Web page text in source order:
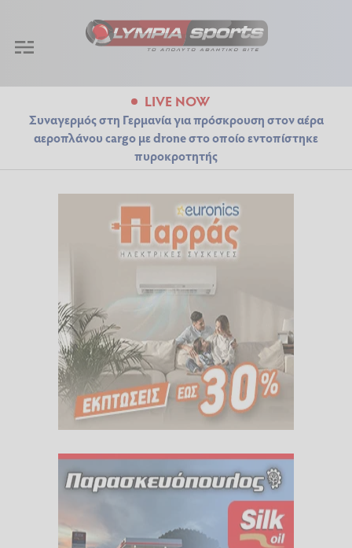
LIVE NOW
Συναγερμός στη Γερμανία για πρόσκρουση στον αέρα
αεροπλάνου cargo με drone στο οποίο εντοπίστηκε
πυροκροτητής